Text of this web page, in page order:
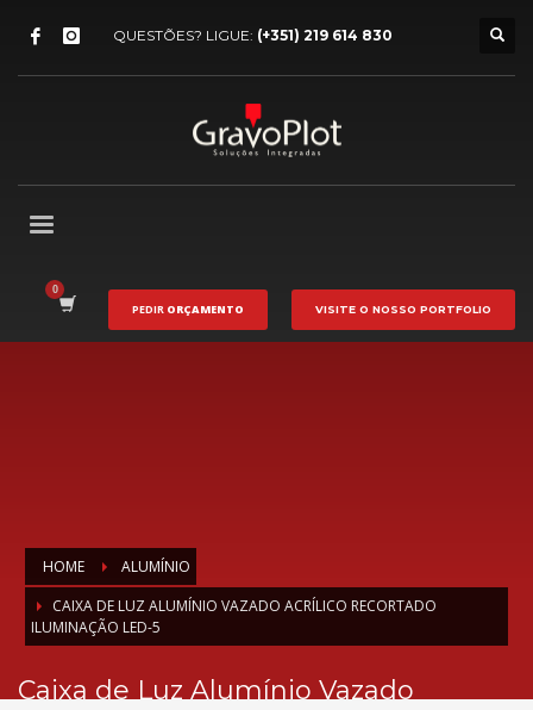
QUESTÕES? LIGUE: (+351) 219 614 830
PEDIR ORÇAMENTO VISITE O NOSSO PORTFOLIO
HOME
ALUMÍNIO
CAIXA DE LUZ ALUMÍNIO VAZADO ACRÍLICO RECORTADO
ILUMINAÇÃO LED-5
Caixa de Luz Alumínio Vazado